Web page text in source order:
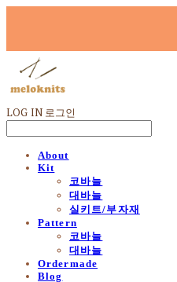
LOG IN 로그인
About
Kit
코바늘
대바늘
실키트/부자재
Pattern
코바늘
대바늘
Ordermade
Blog